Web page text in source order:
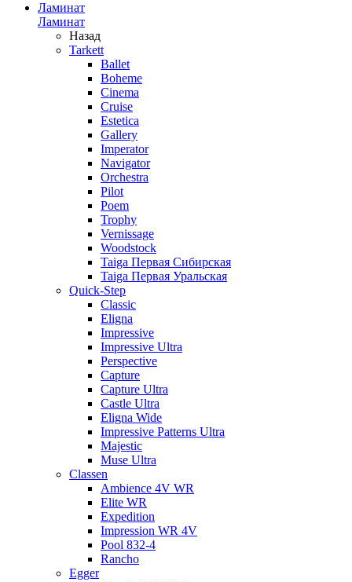
Ламинат
Ламинат
Назад
Tarkett
Ballet
Boheme
Cinema
Cruise
Estetica
Gallery
Imperator
Navigator
Orchestra
Pilot
Poem
Trophy
Vernissage
Woodstock
Taiga Первая Сибирская
Taiga Первая Уральская
Quick-Step
Classic
Eligna
Impressive
Impressive Ultra
Perspective
Capture
Capture Ultra
Castle Ultra
Eligna Wide
Impressive Patterns Ultra
Majestic
Muse Ultra
Classen
Ambience 4V WR
Elite WR
Expedition
Impression WR 4V
Pool 832-4
Rancho
Egger